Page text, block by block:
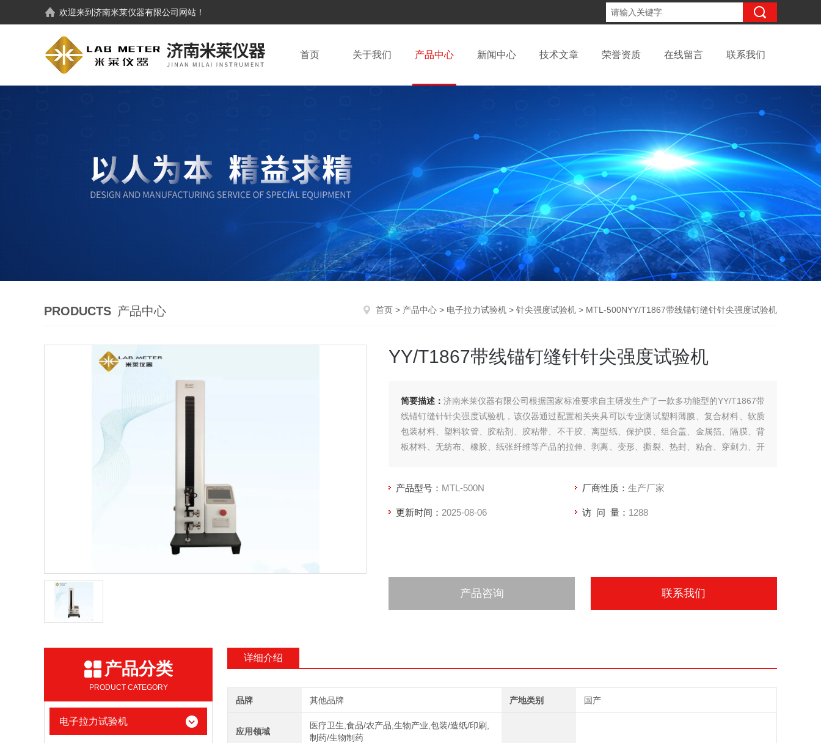
欢迎来到济南米莱仪器有限公司 网站！
首页 关于我们 产品中心 新闻中心 技术文章 荣誉资质 在线留言 联系我们
PRODUCTS 产品中心 首页 > 产品中心 > 电子拉力试验机 > 针尖强度试验机 > MTL-500NYY/T1867带线锚钉缝针针尖强度试验机
YY/T1867带线锚钉缝针针尖强度试验机
简要描述：济南米莱仪器有限公司根据国家标准要求自主研发生产了一款多功能型的YY/T1867带
线锚钉缝针针尖强度试验机，该仪器通过配置相关夹具可以专业测试塑料薄膜、复合材料、软质
包装材料、塑料软管、胶粘剂、胶粘带、不干胶、离型纸、保护膜、组合盖、金属箔、隔膜、背
板材料、无纺布、橡胶、纸张纤维等产品的拉伸、剥离、变形、撕裂、热封、粘合、穿刺力、开
产品型号： MTL-500N 厂商性质：生产厂家
更新时间： 2025-08-06 访 问 量： 1288
产品咨询 联系我们
产品分类
PRODUCT CATEGORY
电子拉力试验机
详细介绍
品牌 其他品牌 产地类别 国产
应用领域
医疗卫生,食品/农产品,生物产业,包装/造纸/印刷,
制药/生物制药